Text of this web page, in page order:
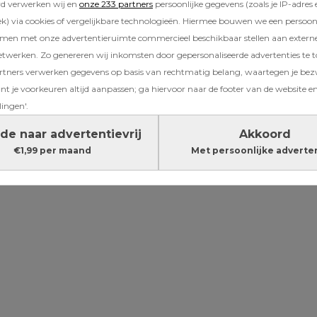
verwerken wij en onze 233 partners persoonlijke gegevens (zoals je IP-adres
via cookies of vergelijkbare technologieën. Hiermee bouwen we een
met onze advertentieruimte commercieel beschikbaar stellen aan
Zo genereren wij inkomsten door gepersonaliseerde advertenties te
verwerken gegevens op basis van rechtmatig belang, waartegen je
je voorkeuren altijd aanpassen; ga hiervoor naar de footer van de website
naar advertentievrij
€1,99 per maand
Akkoord
Met persoonlijke
in verschillende leeftijdscategorieën,
en twaalf jaar. Je kunt ze er zelfs de hele
een wintersportgevoel in eigen land.
Lees verder onder de advertentie